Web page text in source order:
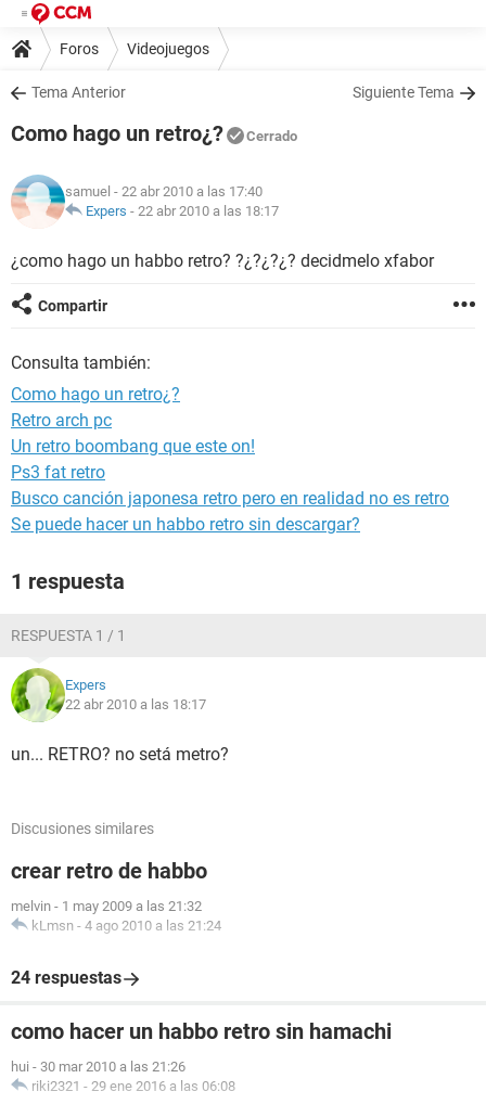
Foros Videojuegos
Tema Anterior Siguiente Tema
Como hago un retro¿? Cerrado
samuel - 22 abr 2010 a las 17:40
Expers - 22 abr 2010 a las 18:17
¿como hago un habbo retro? ?¿?¿?¿? decidmelo xfabor
Compartir
Consulta también:
Como hago un retro¿?
Retro arch pc
Un retro boombang que este on!
Ps3 fat retro
Busco canción japonesa retro pero en realidad no es retro
Se puede hacer un habbo retro sin descargar?
1 respuesta
RESPUESTA 1 / 1
Expers
22 abr 2010 a las 18:17
un... RETRO? no setá metro?
Discusiones similares
crear retro de habbo
melvin - 1 may 2009 a las 21:32
kLmsn - 4 ago 2010 a las 21:24
24 respuestas
como hacer un habbo retro sin hamachi
hui - 30 mar 2010 a las 21:26
riki2321 - 29 ene 2016 a las 06:08